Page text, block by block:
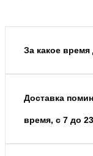
За какое
Доставка
время, с 7 до